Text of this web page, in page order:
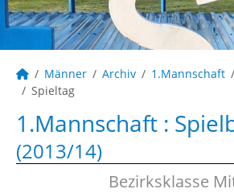
Männer Archiv 1.Mannschaft
Spieltag
1.Mannschaft :
(2013/14)
Bezirksklasse